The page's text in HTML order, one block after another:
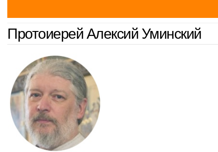
Протоиерей Алексий Уминский